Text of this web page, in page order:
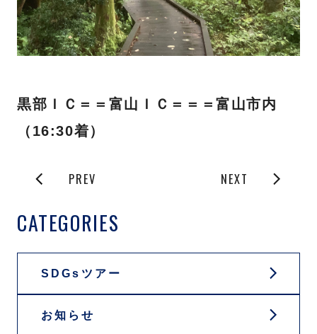
黒部ＩＣ＝＝富山ＩＣ＝＝＝富山市内
（16:30着）
PREV NEXT
CATEGORIES
SDGsツアー
お知らせ